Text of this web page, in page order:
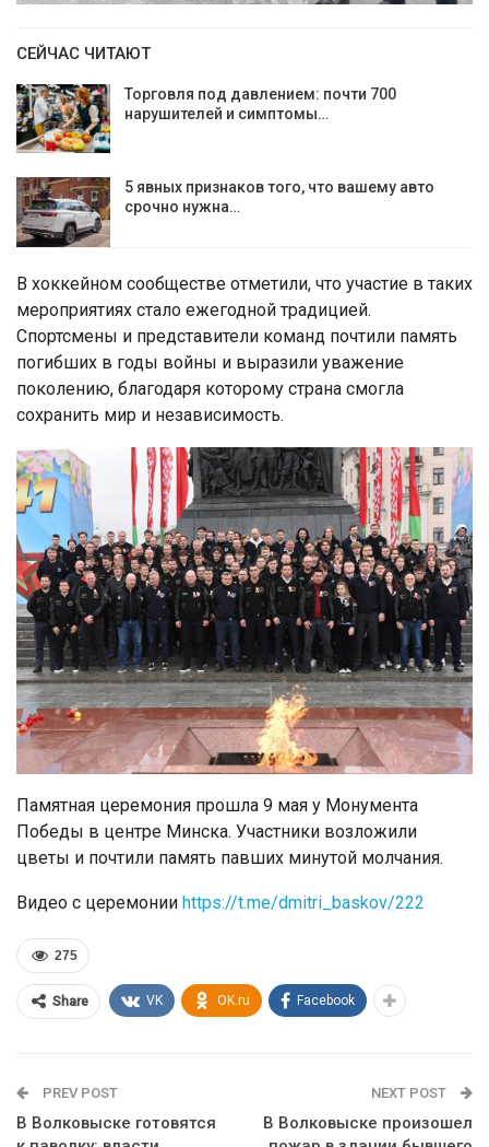
СЕЙЧАС ЧИТАЮТ
Торговля под давлением: почти 700
нарушителей и симптомы…
5 явных признаков того, что вашему авто
срочно нужна…
В хоккейном сообществе отметили, что участие в таких
мероприятиях стало ежегодной традицией.
Спортсмены и представители команд почтили память
погибших в годы войны и выразили уважение
поколению, благодаря которому страна смогла
сохранить мир и независимость.
Памятная церемония прошла 9 мая у Монумента
Победы в центре Минска. Участники возложили
цветы и почтили память павших минутой молчания.
Видео с церемонии https://t.me/dmitri_baskov/222
275
Share VK OK.ru Facebook
PREV POST
В Волковыске готовятся
NEXT POST
В Волковыске произошел